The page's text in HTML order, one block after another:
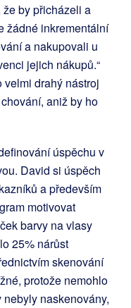
že by přicházeli a
žádné inkrementální
a nakupovali u
jejich nákupů.“
velmi drahý nástroj
aniž by ho
úspěchu v
David si úspěch
a především
motivovat
barvy na vlasy
25% nárůst
skenování
protože nemohlo
naskenovány,